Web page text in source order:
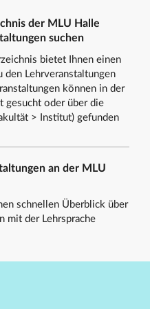
der MLU Halle
suchen
bietet Ihnen einen
den Lehrveranstaltungen
können in der
gesucht oder über die
> Institut) gefunden
an der MLU
schnellen Überblick über
mit der Lehrsprache